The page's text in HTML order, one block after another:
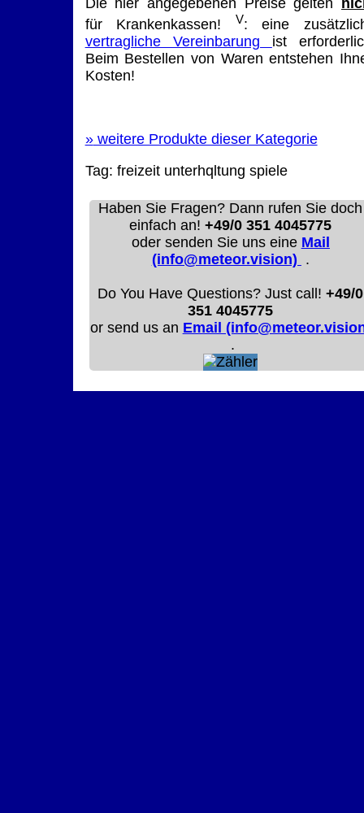
Die hier angegebenen Preise gelten
für Krankenkassen!
V: eine
vertragliche Vereinbarung ist
Beim Bestellen von Waren entstehen
Kosten!
»weitere Produkte dieser Kategorie
Tag: freizeitunterhqltung spiele
Haben Sie Fragen? Dann rufen Sie doch
einfach an!+49/0 351 4045775
oder senden Sie uns eine Mail
(info@meteor.vision) .
Do You Have Questions? Just call!+49/0
351 4045775
or send us an Email
.